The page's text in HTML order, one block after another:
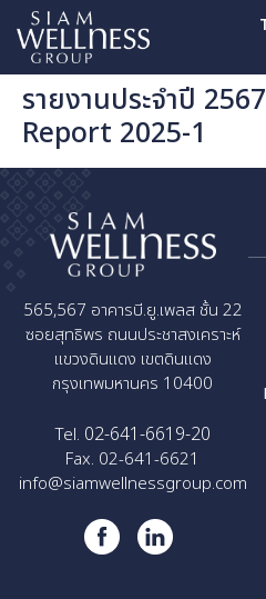
รายงานประจำปี
Report 2025-1
565,567 อาคารบี.ยู.เพลส ชั้น 22
ซอยสุทธิพร ถนนประชาสงเคราะห์
แขวงดินแดง เขตดินแดง
กรุงเทพมหานคร 10400
Tel. 02-641-6619-20
Fax. 02-641-6621
info@siamwellnessgroup.com